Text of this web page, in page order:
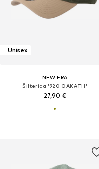
Unisex
NEW ERA
Šilterica '920 OAKATH'
27,90 €